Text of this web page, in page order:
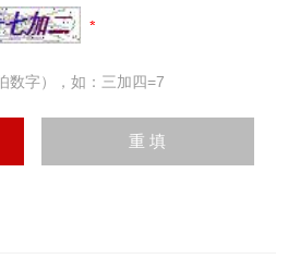
数字），如：三加四=7